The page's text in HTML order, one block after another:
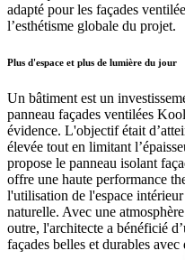
adapté pour les façades
l’esthétisme globale du projet.
Plus d'espace et plus de lumière du jour
Un bâtiment est un
panneau façades ventilées
évidence. L'objectif était
élevée tout en limitant
propose le panneau isolant
offre une haute performance
l'utilisation de l'espace intérieur
naturelle. Avec une
outre, l'architecte a bénéficié
façades belles et durables avec